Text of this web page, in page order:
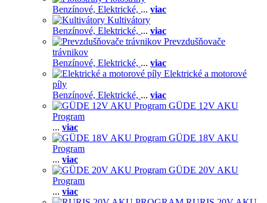
Benzínové, Elektrické, ... viac
Kultivátory
Benzínové, Elektrické, ... viac
Prevzdušňovače
trávnikov
Benzínové, Elektrické, ... viac
Elektrické a motorové
píly
Benzínové, Elektrické, ... viac
GÜDE 12V AKU
Program
... viac
GÜDE 18V AKU
Program
... viac
GÜDE 20V AKU
Program
... viac